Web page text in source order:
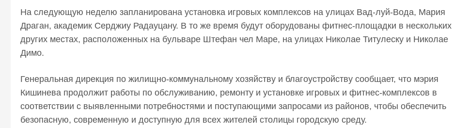
На следующую неделю запланирована установка игровых комплексов на улицах Вад-луй-Вода, Мария
Драган, академик Серджиу Радауцану. В то же время будут оборудованы фитнес-площадки в нескольких
других местах, расположенных на бульваре Штефан чел Маре, на улицах Николае Титулеску и Николае
Димо.
Генеральная дирекция по жилищно-коммунальному хозяйству и благоустройству сообщает, что мэрия
Кишинева продолжит работы по обслуживанию, ремонту и установке игровых и фитнес-комплексов в
соответствии с выявленными потребностями и поступающими запросами из районов, чтобы обеспечить
безопасную, современную и доступную для всех жителей столицы городскую среду.